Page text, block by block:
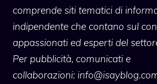
comprende siti tematici di
indipendente che contano sul
appassionati ed esperti del
Per pubblicità, comunicati e
collaborazioni: